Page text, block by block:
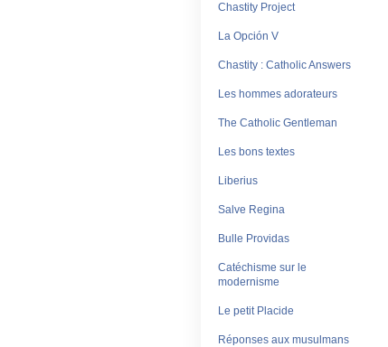
Chastity Project
La Opción V
Chastity : Catholic Answers
Les hommes adorateurs
The Catholic Gentleman
Les bons textes
Liberius
Salve Regina
Bulle Providas
Catéchisme sur le
modernisme
Le petit Placide
Réponses aux musulmans